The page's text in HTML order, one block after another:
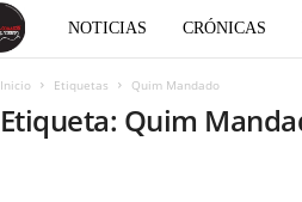
NOTICIAS CRÓNICAS
Inicio Etiquetas Quim Mandado
Etiqueta: Quim